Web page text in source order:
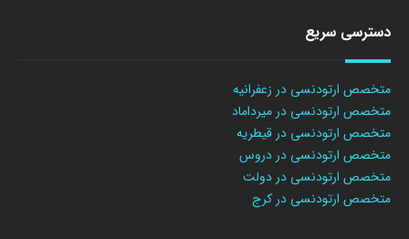
دسترسی سریع
متخصص ارتودنسی در زعفرانیه
متخصص ارتودنسی در میرداماد
متخصص ارتودنسی در قیطریه
متخصص ارتودنسی در دروس
متخصص ارتودنسی در دولت
متخصص ارتودنسی در کرج